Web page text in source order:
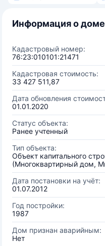
Информация о доме
Кадастровый номер:
76:23:010101:21471
Кадастровая стоимость:
33 427 511,87
Дата обновления
01.01.2020
Статус объекта:
Ранее учтенный
Тип объекта:
Объект капитального
(Многоквартирный дом,
Дата постановки на учёт:
01.07.2012
Год постройки:
1987
Дом признан аварийным:
Нет